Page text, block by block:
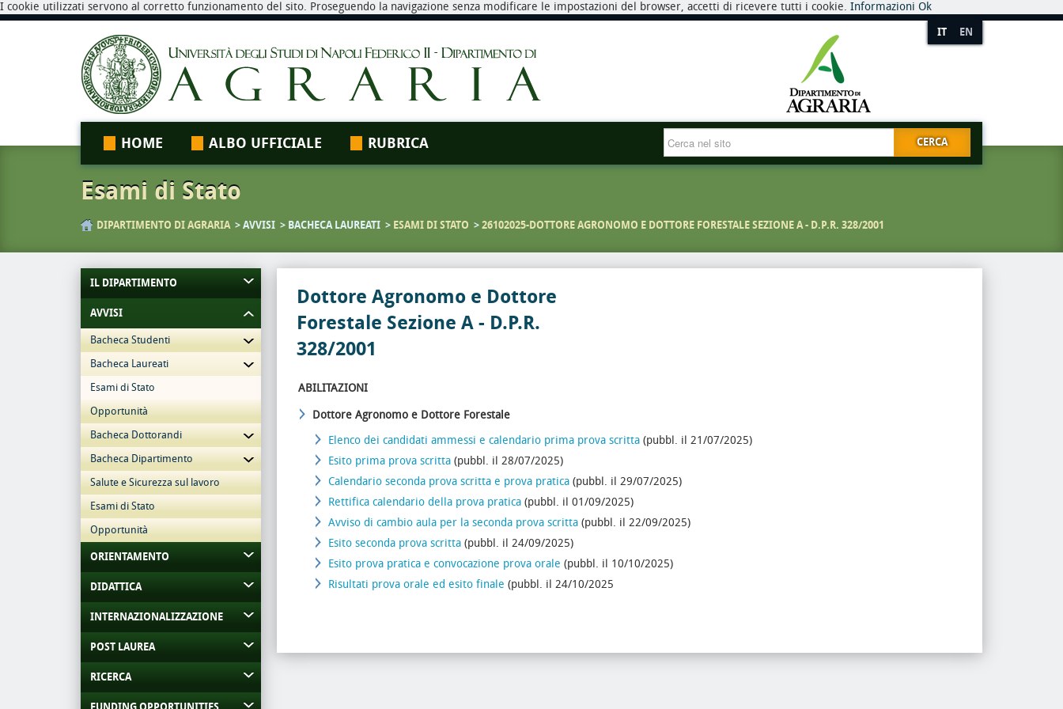
I cookie utilizzati servono al corretto funzionamento del sito. Proseguendo la navigazione senza modificare le impostazioni del browser, accetti di ricevere tutti i cookie. Informazioni Ok
IT EN
HOME ALBO UFFICIALE RUBRICA CERCA
Esami di Stato
DIPARTIMENTO DI AGRARIA AVVISI BACHECA LAUREATI ESAMI DI STATO 26102025-DOTTORE AGRONOMO E DOTTORE FORESTALE SEZIONE A - D.P.R. 328/2001
IL DIPARTIMENTO
AVVISI
Bacheca Studenti
Bacheca Laureati
Esami di Stato
Opportunità
Bacheca Dottorandi
Bacheca Dipartimento
Salute e Sicurezza sul lavoro
Esami di Stato
Opportunità
ORIENTAMENTO
DIDATTICA
INTERNAZIONALIZZAZIONE
POST LAUREA
RICERCA
Dottore Agronomo e Dottore
Forestale Sezione A - D.P.R.
328/2001
ABILITAZIONI
Dottore Agronomo e Dottore Forestale
Elenco dei candidati ammessi e calendario prima prova scritta (pubbl. il 21/07/2025)
Esito prima prova scritta (pubbl. il 28/07/2025)
Calendario seconda prova scritta e prova pratica (pubbl. il 29/07/2025)
Rettifica calendario della prova pratica (pubbl. il 01/09/2025)
Avviso di cambio aula per la seconda prova scritta (pubbl. il 22/09/2025)
Esito seconda prova scritta (pubbl. il 24/09/2025)
Esito prova pratica e convocazione prova orale (pubbl. il 10/10/2025)
Risultati prova orale ed esito finale (pubbl. il 24/10/2025